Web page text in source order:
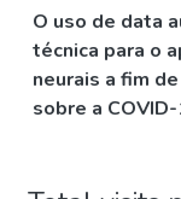
O uso de data
técnica para o
neurais a fim
sobre a